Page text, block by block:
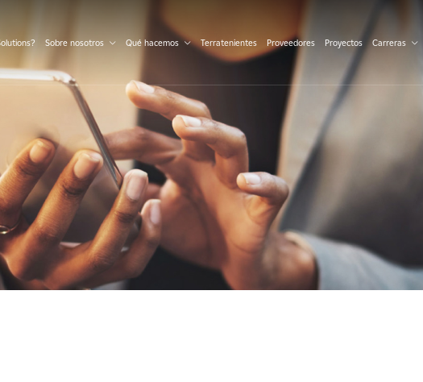
Sobre nosotros Qué hacemos Terratenientes Proveedores Proyectos Carreras